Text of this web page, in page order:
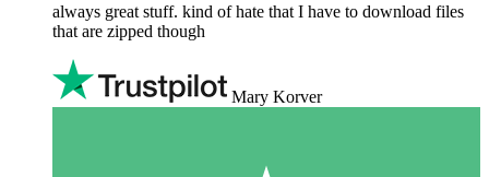
always great stuff. kind of hate that I have to download files
that are zipped though
Mary Korver